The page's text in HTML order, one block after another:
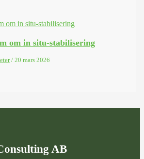
om in situ-stabilisering
/ 20 mars 2026
AB